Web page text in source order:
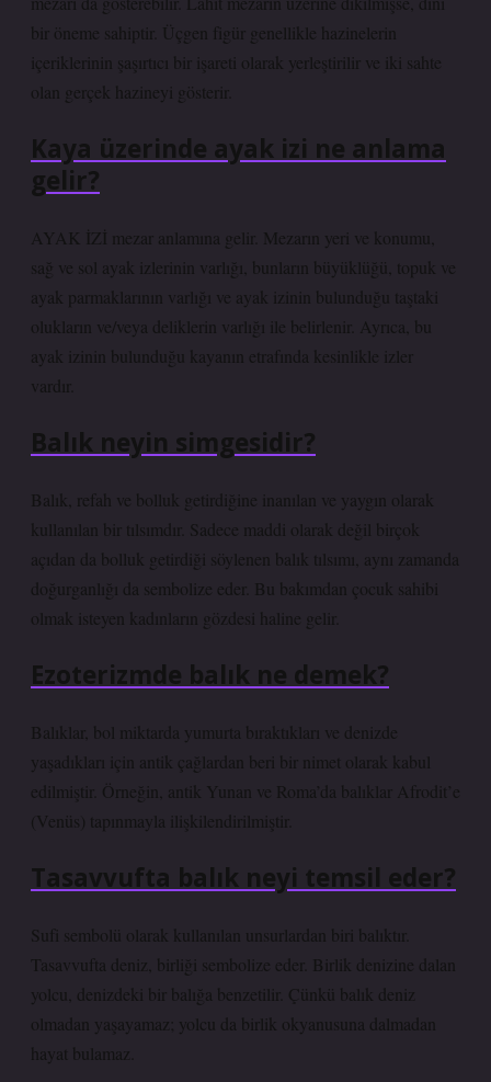
bir öneme sahiptir. Üçgen figür genellikle hazinelerin
içeriklerinin şaşırtıcı bir işareti olarak yerleştirilir ve iki sahte
olan gerçek hazineyi gösterir.
Kaya üzerinde ayak izi ne anlama
gelir?
AYAK İZİ mezar anlamına gelir. Mezarın yeri ve konumu,
sağ ve sol ayak izlerinin varlığı, bunların büyüklüğü, topuk ve
ayak parmaklarının varlığı ve ayak izinin bulunduğu taştaki
olukların ve/veya deliklerin varlığı ile belirlenir. Ayrıca, bu
ayak izinin bulunduğu kayanın etrafında kesinlikle izler
vardır.
Balık neyin simgesidir?
Balık, refah ve bolluk getirdiğine inanılan ve yaygın olarak
kullanılan bir tılsımdır. Sadece maddi olarak değil birçok
açıdan da bolluk getirdiği söylenen balık tılsımı, aynı zamanda
doğurganlığı da sembolize eder. Bu bakımdan çocuk sahibi
olmak isteyen kadınların gözdesi haline gelir.
Ezoterizmde balık ne demek?
Balıklar, bol miktarda yumurta bıraktıkları ve denizde
yaşadıkları için antik çağlardan beri bir nimet olarak kabul
edilmiştir. Örneğin, antik Yunan ve Roma’da balıklar Afrodit’e
(Venüs) tapınmayla ilişkilendirilmiştir.
Tasavvufta balık neyi temsil eder?
Sufi sembolü olarak kullanılan unsurlardan biri balıktır.
Tasavvufta deniz, birliği sembolize eder. Birlik denizine dalan
yolcu, denizdeki bir balığa benzetilir. Çünkü balık deniz
olmadan yaşayamaz; yolcu da birlik okyanusuna dalmadan
hayat bulamaz.